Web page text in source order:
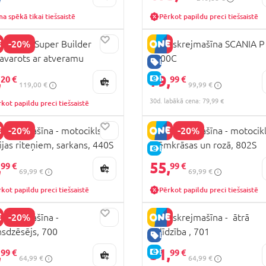
spēkā tikai tiešsaistē Pērkot papildu preci tiešsaistē
-20%
Digger Super Builder
ar atveramu
140
20 €
119,00 €
papildu preci tiešsaistē
LABA CENA
E-CENA
OCIE skrejmašīna SCANIA P
6500C
79,99 €
99,99 €
30d. labākā cena: 79,99 €
-20%
skrejmašīna - motocikls ar
riteņiem, sarkans, 440S
99 €
69,99 €
papildu preci tiešsaistē
-20%
E-CENA
FALK skrejmašīna -
krēmkrāsas un rozā, 802S
55,99 €
69,99 €
Pērkot papildu preci tiešsaistē
-20%
skrejmašīna -
700
99 €
64,99 €
LABA CENA
E-CENA
FALK skrejmašīna - ātrā
palīdzība , 701
51,99 €
64,99 €